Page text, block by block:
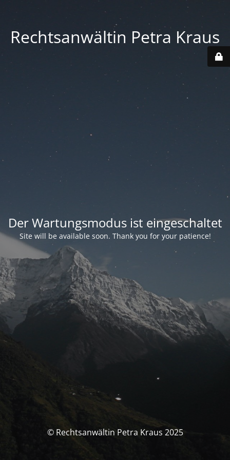
Rechtsanwältin Petra Kraus
Der Wartungsmodus ist eingeschaltet
Site will be available soon. Thank you for your patience!
© Rechtsanwältin Petra Kraus 2025